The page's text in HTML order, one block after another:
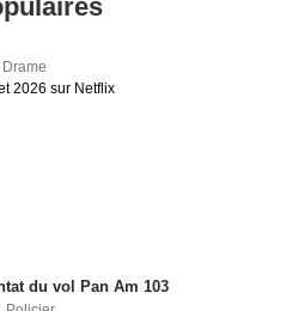
Drame
2026 sur Netflix
du vol Pan Am 103